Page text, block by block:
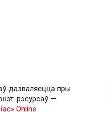
дазваляецца пры
рэсурсаў —
Online